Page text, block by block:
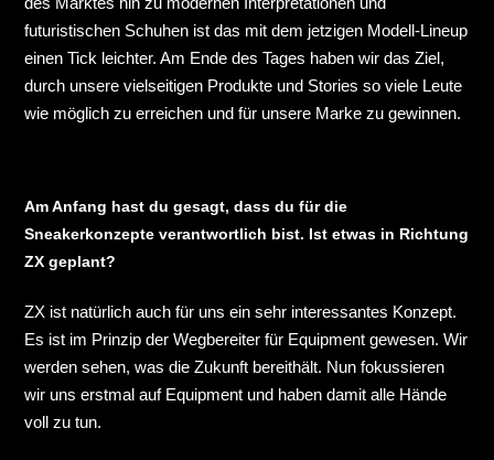
futuristischen Schuhen ist das mit dem jetzigen Modell-Lineup
einen Tick leichter. Am Ende des Tages haben wir das Ziel,
durch unsere vielseitigen Produkte und Stories so viele Leute
wie möglich zu erreichen und für unsere Marke zu gewinnen.
Am Anfang hast du gesagt, dass du für die
Sneakerkonzepte verantwortlich bist. Ist etwas in Richtung
ZX geplant?
ZX ist natürlich auch für uns ein sehr interessantes Konzept.
Es ist im Prinzip der Wegbereiter für Equipment gewesen. Wir
werden sehen, was die Zukunft bereithält. Nun fokussieren
wir uns erstmal auf Equipment und haben damit alle Hände
voll zu tun.